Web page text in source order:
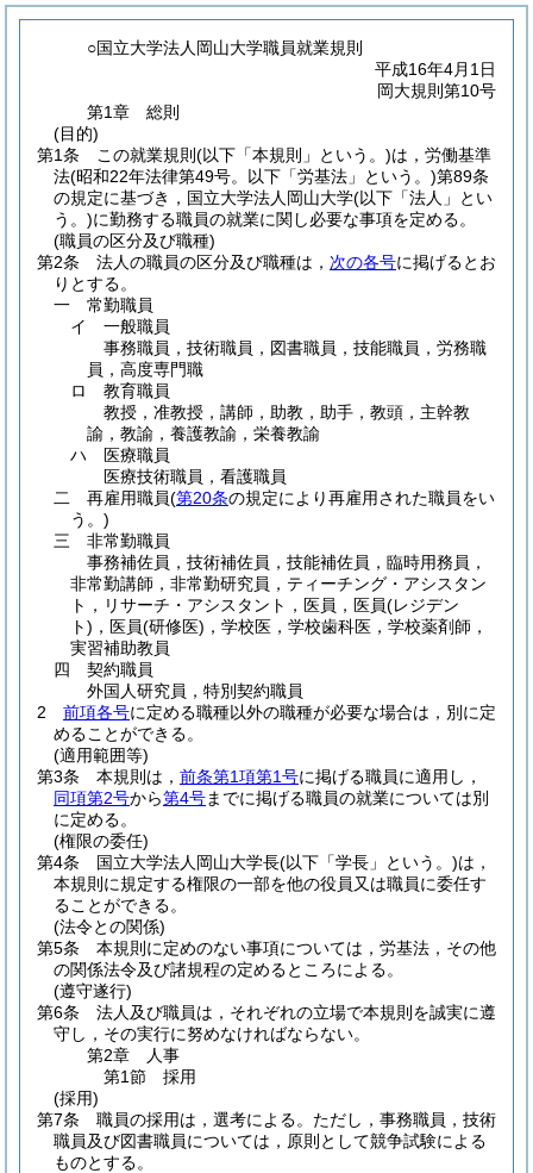
○国立大学法人岡山大学職員就業規則
平成16年4月1日
岡大規則第10号
第1章
総則
(目的)
第1条
この就業規則 (以下「本規則」という。)は，労働基準
法(昭和22年法律第49号。以下「労基法」という。)第89条
の規定に基づき，国立大学法人岡山大学(以下「法人」とい
う。)に勤務する職員の就業に関し必要な事項を定める。
(職員の区分及び職種)
第2条
法人の職員の区分及び職種は， 次の各号に掲げるとお
りとする。
一
常勤職員
イ
一般職員
事務職員，技術職員，図書職員，技能職員，労務職
員，高度専門職
ロ
教育職員
教授，准教授，講師，助教，助手，教頭，主幹教
諭，教諭，養護教諭，栄養教諭
ハ
医療職員
医療技術職員，看護職員
二
再雇用職員(第20条の規定により再雇用された職員をい
う。)
三
非常勤職員
事務補佐員，技術補佐員，技能補佐員，臨時用務員，
非常勤講師，非常勤研究員，ティーチング・アシスタン
ト，リサーチ・アシスタント，医員，医員(レジデン
ト) ，医員(研修医) ，学校医，学校歯科医，学校薬剤師，
実習補助教員
四
契約職員
外国人研究員，特別契約職員
2
前項各号に定める職種以外の職種が必要な場合は，別に定
めることができる。
(適用範囲等)
第3条
本規則は， 前条第1項第1号に掲げる職員に適用し，
同項第2号から第4号までに掲げる職員の就業については別
に定める。
(権限の委任)
第4条
国立大学法人岡山大学長(以下「学長」という。)は，
本規則に規定する権限の一部を他の役員又は職員に委任す
ることができる。
(法令との関係)
第5条
本規則に定めのない事項については，労基法，その他
の関係法令及び諸規程の定めるところによる。
(遵守遂行)
第6条
法人及び職員は，それぞれの立場で本規則を誠実に遵
守し，その実行に努めなければならない。
第2章
人事
第1節
採用
(採用)
第7条
職員の採用は，選考による。 ただし，事務職員，技術
職員及び図書職員については，原則として競争試験による
ものとする。